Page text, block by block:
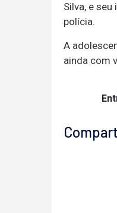
Silva, e
polícia.
A
ainda com